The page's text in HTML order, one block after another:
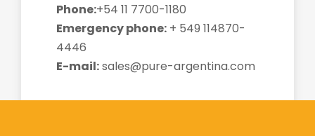
Phone:+54 11 7700-1180
Emergency phone: + 549 114870-
4446
E-mail:sales@pure-argentina.com